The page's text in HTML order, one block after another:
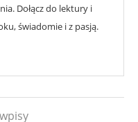
Dołącz do lektury i
świadomie i z pasją.